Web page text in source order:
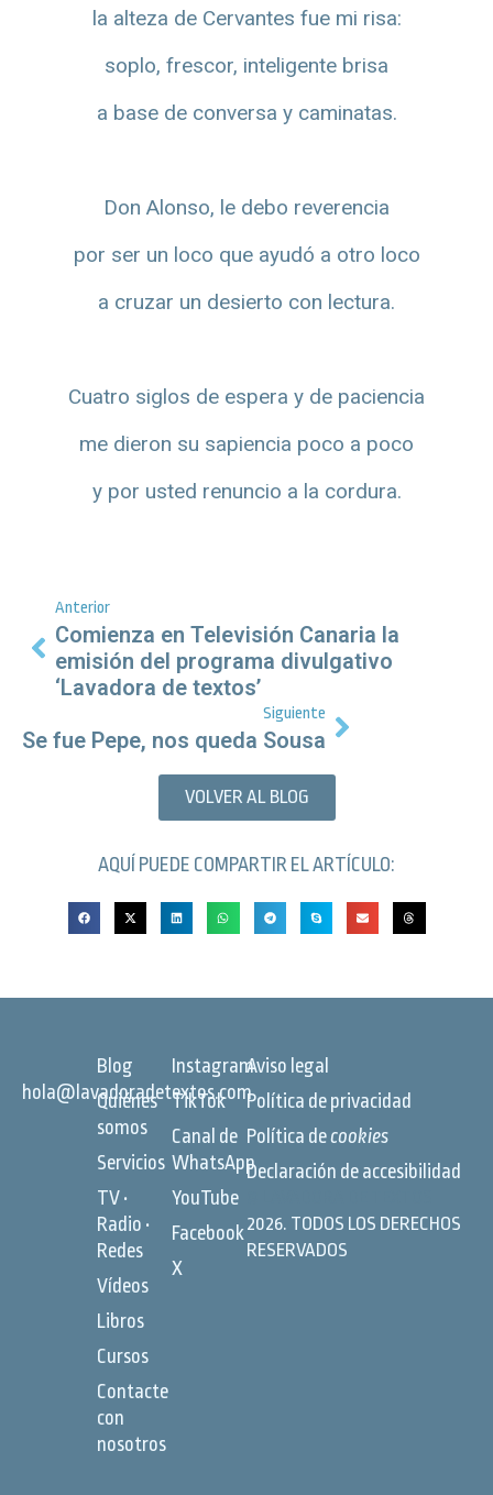
la alteza de Cervantes fue mi risa:
soplo, frescor, inteligente brisa
a base de conversa y caminatas.
Don Alonso, le debo reverencia
por ser un loco que ayudó a otro loco
a cruzar un desierto con lectura.
Cuatro siglos de espera y de paciencia
me dieron su sapiencia poco a poco
y por usted renuncio a la cordura.
Anterior
Comienza en Televisión Canaria la
emisión del programa divulgativo
‘Lavadora de textos’
Siguiente
Se fue Pepe, nos queda Sousa
VOLVER AL BLOG
AQUÍ PUEDE COMPARTIR EL ARTÍCULO:
hola@lavadoradetextos.com
Blog
Quiénes
somos
Servicios
TV •
Radio •
Redes
Vídeos
Libros
Cursos
Contacte
con
nosotros
Instagram
TikTok
Canal de
WhatsApp
YouTube
Facebook
X
Aviso legal
Política de privacidad
Política decookies
Declaración de accesibilidad
2026. TODOS LOS DERECHOS
RESERVADOS